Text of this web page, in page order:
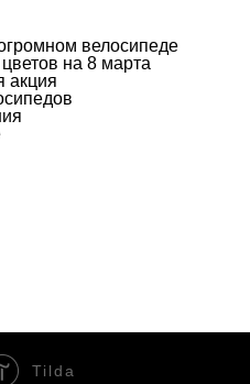
велосипеде
на 8 марта
акция
Tilda